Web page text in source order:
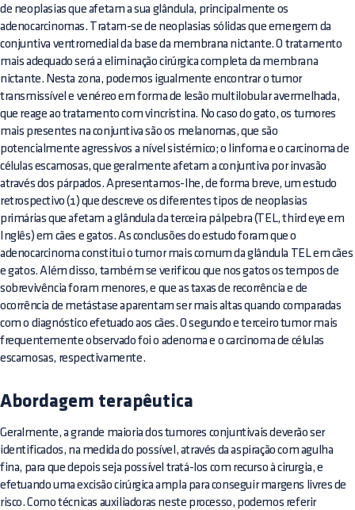
de neoplasias que afetam a sua glândula, principalmente os
adenocarcinomas. Tratam-se de neoplasias sólidas que emergem da
conjuntiva ventromedial da base da membrana nictante. O tratamento
mais adequado será a eliminação cirúrgica completa da membrana
nictante. Nesta zona, podemos igualmente encontrar o tumor
transmissível e venéreo em forma de lesão multilobular avermelhada,
que reage ao tratamento com vincristina. No caso do gato, os tumores
mais presentes na conjuntiva são os melanomas, que são
potencialmente agressivos a nível sistémico; o linfoma e o carcinoma de
células escamosas, que geralmente afetam a conjuntiva por invasão
através dos párpados. Apresentamos-lhe, de forma breve, um estudo
retrospectivo (1) que descreve os diferentes tipos de neoplasias
primárias que afetam a glândula da terceira pálpebra (TEL, third eye em
Inglês) em cães e gatos. As conclusões do estudo foram que o
adenocarcinoma constitui o tumor mais comum da glândula TEL em cães
e gatos. Além disso, também se verificou que nos gatos os tempos de
sobrevivência foram menores, e que as taxas de recorrência e de
ocorrência de metástase aparentam ser mais altas quando comparadas
com o diagnóstico efetuado aos cães. O segundo e terceiro tumor mais
frequentemente observado foi o adenoma e o carcinoma de células
escamosas, respectivamente.
Abordagem terapêutica
Geralmente, a grande maioria dos tumores conjuntivais deverão ser
identificados, na medida do possível, através da aspiração com agulha
fina, para que depois seja possível tratá-los com recurso à cirurgia, e
efetuando uma excisão cirúrgica ampla para conseguir margens livres de
risco. Como técnicas auxiliadoras neste processo, podemos referir